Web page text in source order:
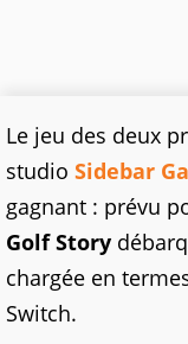
Le jeu des deux
studio Sidebar
gagnant : prévu
Golf Story
chargée en
Switch.